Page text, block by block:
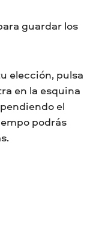
guardar los
elección, pulsa
en la esquina
el
podrás